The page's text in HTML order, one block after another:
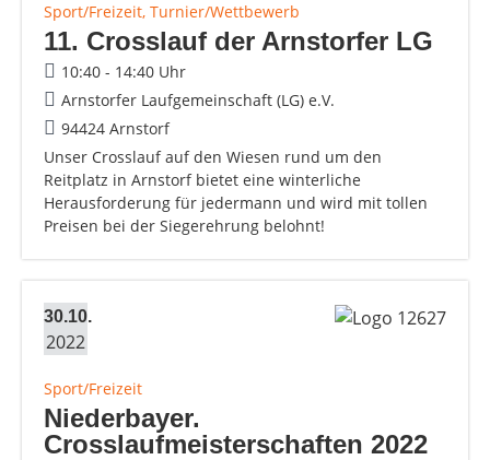
Sport/Freizeit, Turnier/Wettbewerb
11. Crosslauf der Arnstorfer LG
10:40 - 14:40 Uhr
Arnstorfer Laufgemeinschaft (LG) e.V.
94424 Arnstorf
Unser Crosslauf auf den Wiesen rund um den
Reitplatz in Arnstorf bietet eine winterliche
Herausforderung für jedermann und wird mit tollen
Preisen bei der Siegerehrung belohnt!
30.10.
2022
Sport/Freizeit
Niederbayer.
Crosslaufmeisterschaften 2022